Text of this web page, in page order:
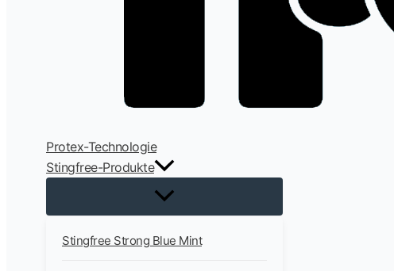
Protex-Technologie
Stingfree-Produkte
Stingfree Strong Blue Mint